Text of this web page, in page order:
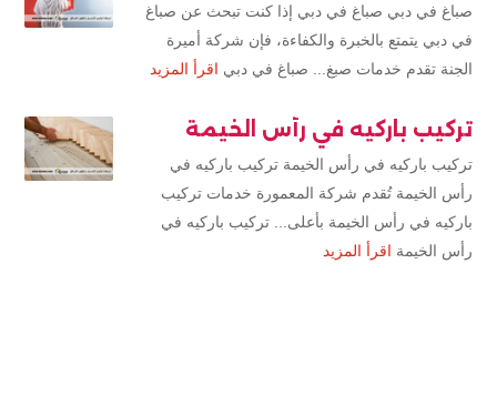
صباغ في دبي صباغ في دبي إذا كنت تبحث عن صباغ
في دبي يتمتع بالخبرة والكفاءة، فإن شركة أميرة
الجنة تقدم خدمات صبغ... صباغ في دبي اقرأ المزيد
تركيب باركيه في رأس الخيمة
تركيب باركيه في رأس الخيمة تركيب باركيه في
رأس الخيمة تُقدم شركة المعمورة خدمات تركيب
باركيه في رأس الخيمة بأعلى... تركيب باركيه في
رأس الخيمة اقرأ المزيد